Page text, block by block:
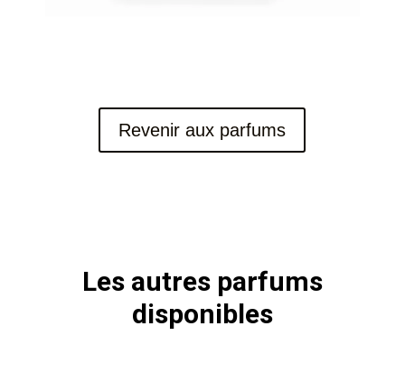
Revenir aux parfums
Les autres parfums
disponibles